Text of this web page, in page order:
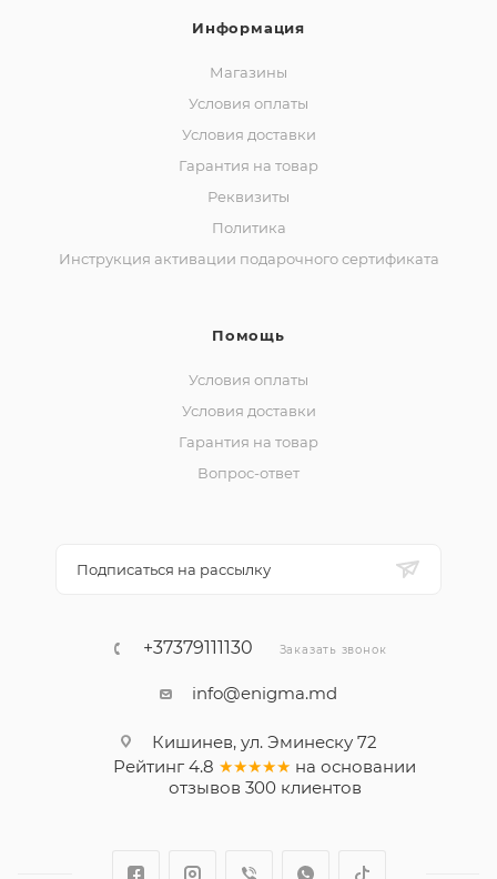
Информация
Магазины
Условия оплаты
Условия доставки
Гарантия на товар
Реквизиты
Политика
Инструкция активации подарочного сертификата
Помощь
Условия оплаты
Условия доставки
Гарантия на товар
Вопрос-ответ
Подписаться на рассылку
+37379111130 Заказать звонок
info@enigma.md
Кишинев, ул. Эминеску 72
Рейтинг 4.8 ★★★★★ на основании
отзывов 300клиентов